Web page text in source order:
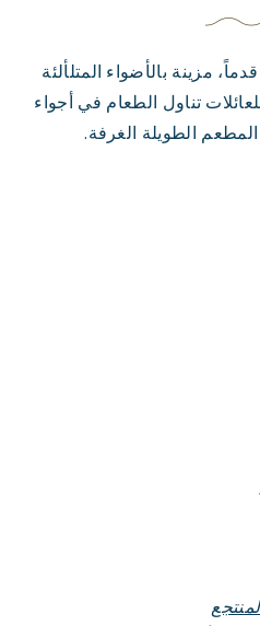
يتوسط هذا المطعم الفريد من نوعه شجرة بلوط جميلة يبلغ ارتفاعها 25 قدماً، مزينة بالأضواء المتلألئة
تناول الطعام في أجواء
الطويلة الغرفة.